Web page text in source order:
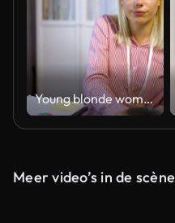
Young blonde woman working at home office
Meer video’s in de scène